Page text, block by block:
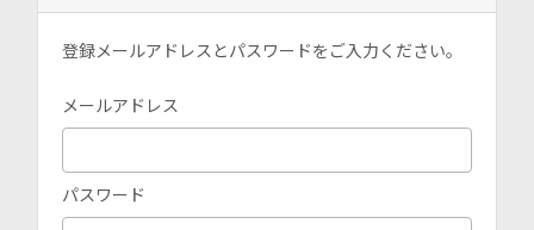
登録メールアドレスとパスワードをご入力ください。
メールアドレス
パスワード